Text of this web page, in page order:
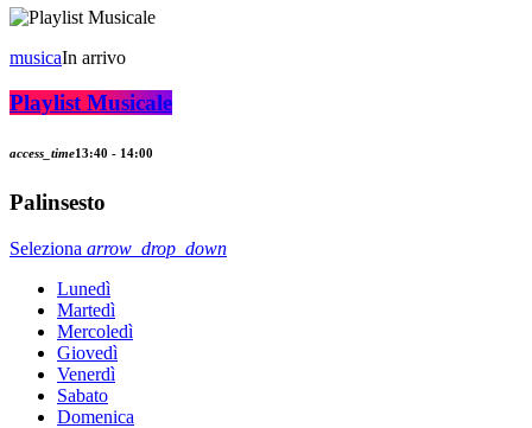
musicaIn arrivo
Playlist Musicale
access_time13:40 - 14:00
Palinsesto
Seleziona arrow_drop_down
Lunedì
Martedì
Mercoledì
Giovedì
Venerdì
Sabato
Domenica